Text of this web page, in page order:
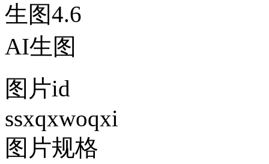
生图4.6
AI生图
图片id
ssxqxwoqxi
图片规格